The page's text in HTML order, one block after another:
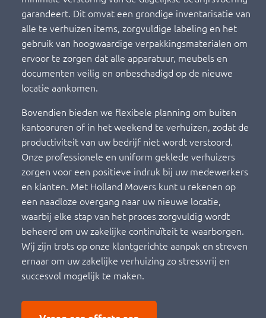
garandeert. Dit omvat een grondige inventarisatie van
alle te verhuizen items, zorgvuldige labeling en het
gebruik van hoogwaardige verpakkingsmaterialen om
ervoor te zorgen dat alle apparatuur, meubels en
documenten veilig en onbeschadigd op de nieuwe
locatie aankomen.
Bovendien bieden we flexibele planning om buiten
kantooruren of in het weekend te verhuizen, zodat de
productiviteit van uw bedrijf niet wordt verstoord.
Onze professionele en uniform geklede verhuizers
zorgen voor een positieve indruk bij uw medewerkers
en klanten. Met Holland Movers kunt u rekenen op
een naadloze overgang naar uw nieuwe locatie,
waarbij elke stap van het proces zorgvuldig wordt
beheerd om uw zakelijke continuïteit te waarborgen.
Wij zijn trots op onze klantgerichte aanpak en streven
ernaar om uw zakelijke verhuizing zo stressvrij en
succesvol mogelijk te maken.